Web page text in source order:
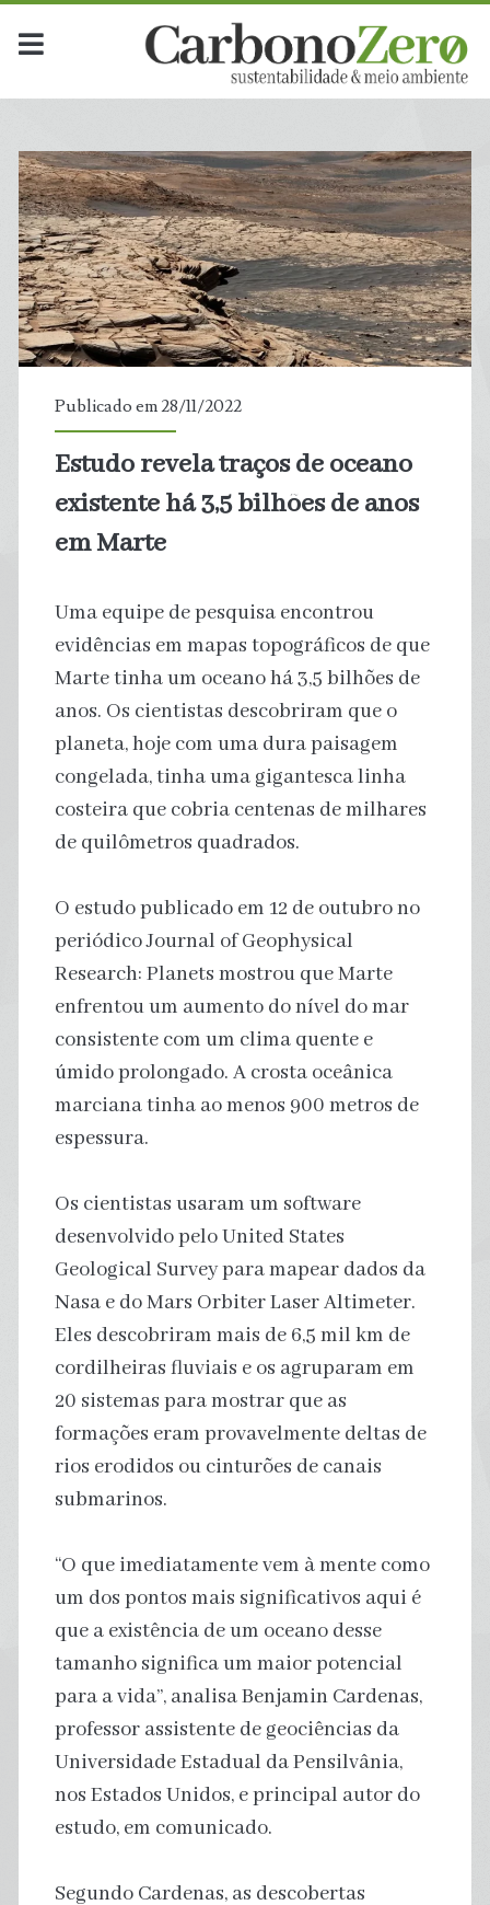
Publicado em 28/11/2022
Estudo revela traços de oceano
existente há 3,5 bilhões de anos
em Marte
Uma equipe de pesquisa encontrou
evidências em mapas topográficos de que
Marte tinha um oceano há 3,5 bilhões de
anos. Os cientistas descobriram que o
planeta, hoje com uma dura paisagem
congelada, tinha uma gigantesca linha
costeira que cobria centenas de milhares
de quilômetros quadrados.
O estudo publicado em 12 de outubro no
periódico Journal of Geophysical
Research: Planets mostrou que Marte
enfrentou um aumento do nível do mar
consistente com um clima quente e
úmido prolongado. A crosta oceânica
marciana tinha ao menos 900 metros de
espessura.
Os cientistas usaram um software
desenvolvido pelo United States
Geological Survey para mapear dados da
Nasa e do Mars Orbiter Laser Altimeter.
Eles descobriram mais de 6,5 mil km de
cordilheiras fluviais e os agruparam em
20 sistemas para mostrar que as
formações eram provavelmente deltas de
rios erodidos ou cinturões de canais
submarinos.
“O que imediatamente vem à mente como
um dos pontos mais significativos aqui é
que a existência de um oceano desse
tamanho significa um maior potencial
para a vida”, analisa Benjamin Cardenas,
professor assistente de geociências da
Universidade Estadual da Pensilvânia,
nos Estados Unidos, e principal autor do
estudo, em comunicado.
Segundo Cardenas, as descobertas